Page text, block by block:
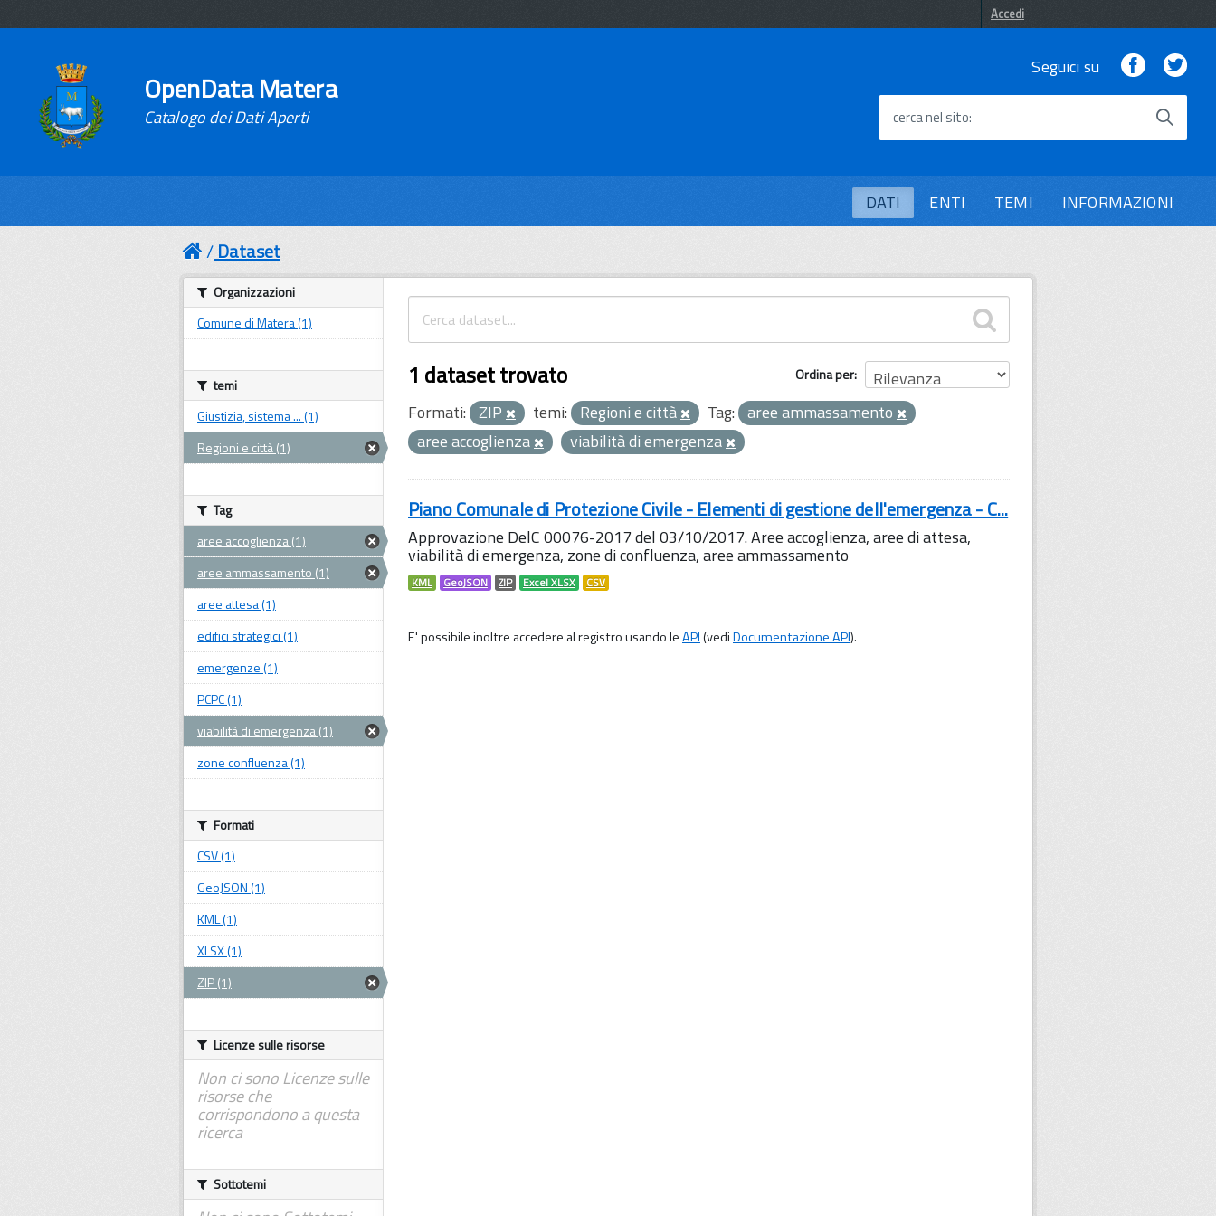
Accedi
OpenData Matera
Catalogo dei Dati Aperti
Seguici su Facebook
cerca nel sito
DATI ENTI TEMI INFORMAZIONI
Dataset
Ordina per
1 dataset trovato
Formati: ZIP temi: Regioni e città Tag: aree ammassamento
aree accoglienza
viabilità di emergenza
Piano Comunale di Protezione Civile - Elementi di gestione dell'emergenza - C...
Approvazione DelC 00076-2017 del 03/10/2017. Aree accoglienza, aree di attesa,
viabilità di emergenza, zone di confluenza, aree ammassamento
KML GeoJSON ZIP Excel XLSX CSV
E' possibile inoltre accedere al registro usando leAPI(vediDocumentazione API).
Organizzazioni
Comune di Matera (1)
temi
Giustizia, sistema ... (1)
Regioni e città (1)
Tag
aree accoglienza (1)
aree ammassamento (1)
aree attesa (1)
edifici strategici (1)
emergenze (1)
PCPC (1)
viabilità di emergenza (1)
zone confluenza (1)
Formati
CSV (1)
GeoJSON (1)
KML (1)
XLSX (1)
ZIP (1)
Licenze sulle risorse
Non ci sono Licenze sulle
risorse che
corrispondono a questa
ricerca
Sottotemi